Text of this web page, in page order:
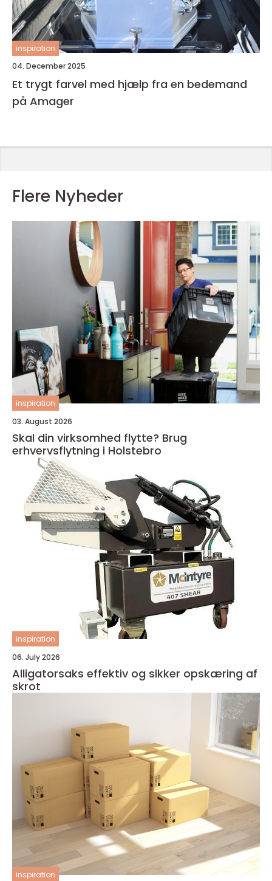
inspiration
04. December 2025
Et trygt farvel med hjælp fra en bedemand
på Amager
Flere Nyheder
inspiration
03. August 2026
Skal din virksomhed flytte? Brug
erhvervsflytning i Holstebro
inspiration
06. July 2026
Alligatorsaks effektiv og sikker opskæring af
skrot
inspiration